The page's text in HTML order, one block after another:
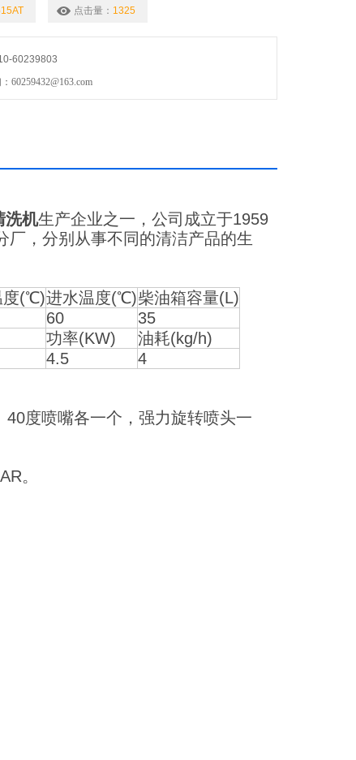
点击量： 1325
60239803
60259432@163.com
洗机生产企业之一，公司成立于1959
厂，分别从事不同的清洁产品的生
度(℃)进水温度(℃)柴油箱容量(L)
60
35
功率(KW)
油耗(kg/h)
4.5 4
度喷嘴各一个，强力旋转喷头一
。